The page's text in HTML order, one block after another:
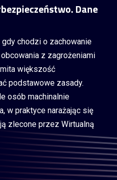
Dane
gdy chodzi o zachowanie
z zagrożeniami
większość
podstawowe zasady.
osób machinalnie
w praktyce narażając się
zlecone przez Wirtualną